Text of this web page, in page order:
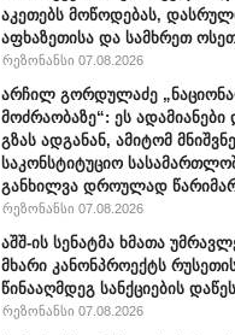
აკეთებს მოწოდებას,
აფხაზეთისა და სამხრეთ
რეზონანსი 07.08.2026
არჩილ გორდულაძე
მოძრაობაზე“: ეს
გზას ადგანან, ამიტომ
საკონსტიტუციო
განხილვა დროულად
რეზონანსი 07.08.2026
აშშ-ის სენატმა ხმათა
მხარი კანონპროექტს
წინააღმდეგ სანქციების
რეზონანსი 07.08.2026